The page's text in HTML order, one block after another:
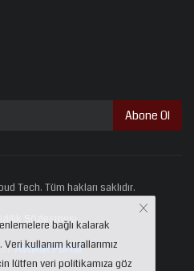
Abone Ol
Tech. Tüm hakları saklıdır.
Sözleşmesi
Avukat Portal
bağlı kalarak
kullanım kurallarımız
lütfen veri politikamıza göz